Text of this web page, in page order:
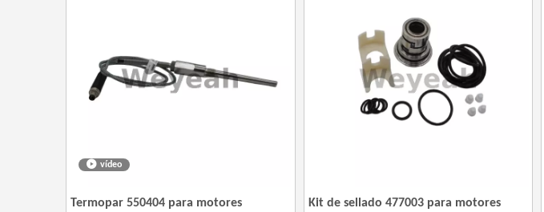
vídeo
Termopar 550404 para motores
Kit de sellado 477003 para motores